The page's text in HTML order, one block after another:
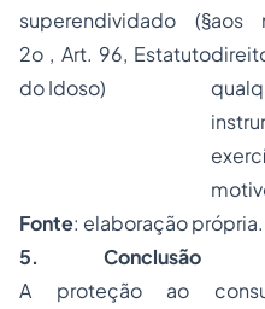
superendividado (§
2o , Art. 96, Estatuto
do Idoso)
aos
Fonte: elaboração própria.
5. Conclusão
A proteção ao